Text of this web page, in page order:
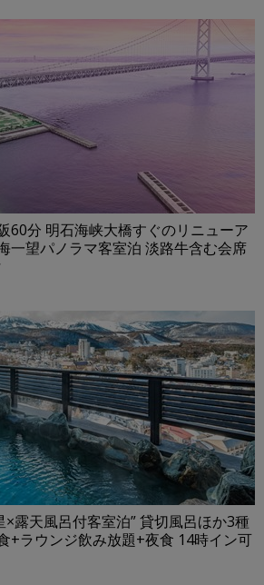
60分 明石海峡大橋すぐのリニューア
一望パノラマ客室泊 淡路牛含む会席
×露天風呂付客室泊” 貸切風呂ほか3種
+ラウンジ飲み放題+夜食 14時イン可